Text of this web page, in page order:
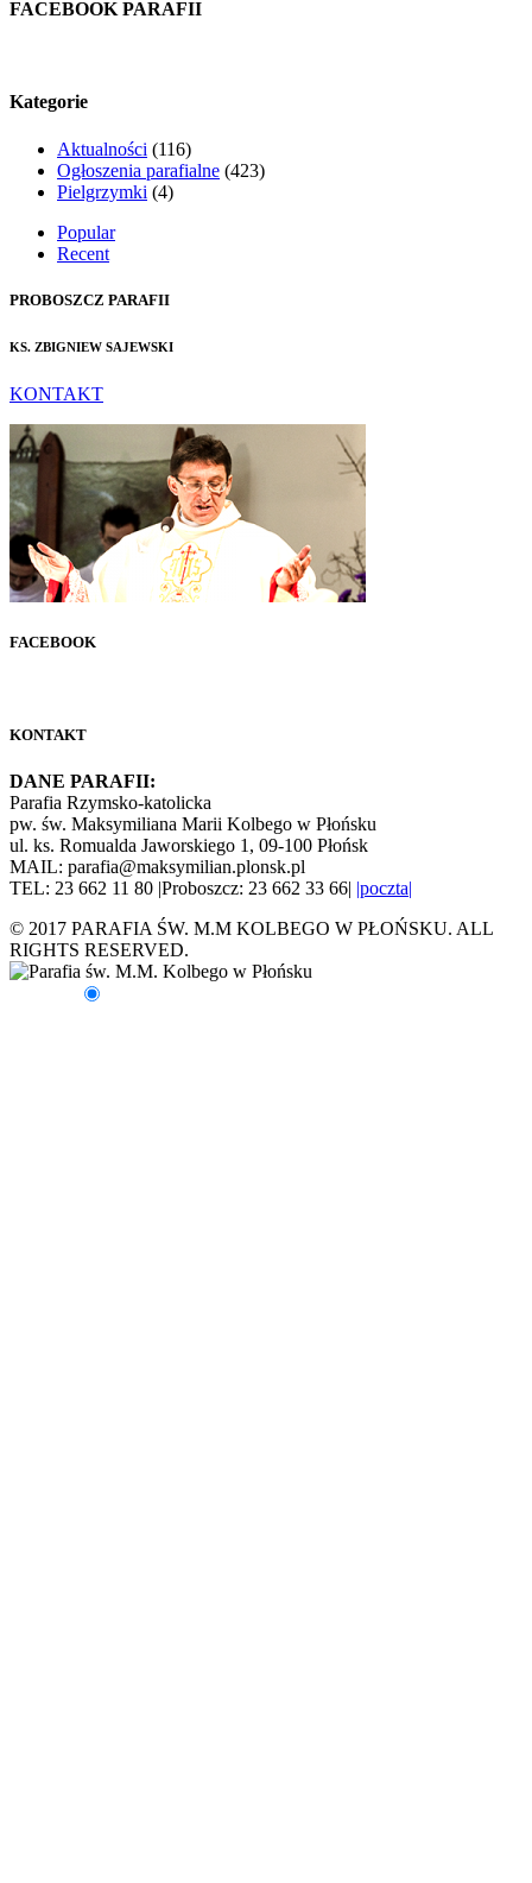
FACEBOOK PARAFII
Kategorie
Aktualności (116)
Ogłoszenia parafialne (423)
Pielgrzymki (4)
Popular
Recent
PROBOSZCZ PARAFII
KS. ZBIGNIEW SAJEWSKI
KONTAKT
FACEBOOK
KONTAKT
DANE PARAFII:
Parafia Rzymsko-katolicka
pw. św. Maksymiliana Marii Kolbego w Płońsku
ul. ks. Romualda Jaworskiego 1, 09-100 Płońsk
MAIL: parafia@maksymilian.plonsk.pl
TEL: 23 662 11 80 |Proboszcz: 23 662 33 66| |poczta|
© 2017 PARAFIA ŚW. M.M KOLBEGO W PŁOŃSKU. ALL
RIGHTS RESERVED.